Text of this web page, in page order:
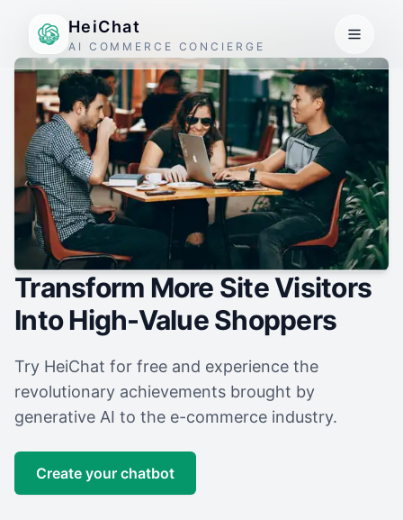
HeiChat
AI COMMERCE CONCIERGE
Transform More Site Visitors
Into High-Value Shoppers
Try HeiChat for free and experience the
revolutionary achievements brought by
generative AI to the e-commerce industry.
Create your chatbot